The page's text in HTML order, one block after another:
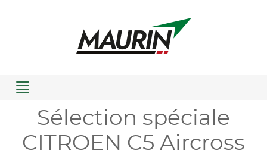
Menu
Sélection spéciale
CITROEN C5 Aircross